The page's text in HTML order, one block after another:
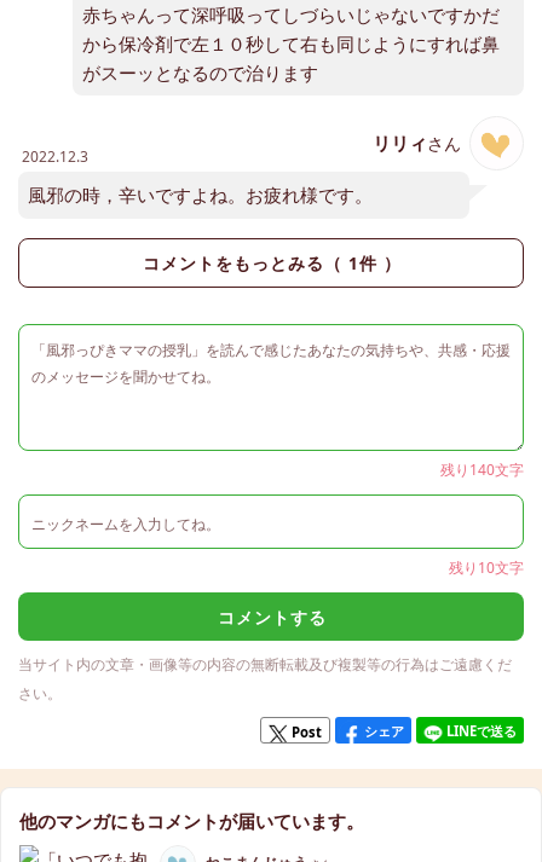
赤ちゃんって深呼吸ってしづらいじゃないですかだ
から保冷剤で左１０秒して右も同じようにすれば鼻
がスーッとなるので治ります
リリィさん
2022.12.3
風邪の時，辛いですよね。お疲れ様です。
コメントをもっとみる（ 1件 ）
残り140文字
残り10文字
コメントする
当サイト内の文章・画像等の内容の無断転載及び複製等の行為はご遠慮くだ
さい。
Post シェア LINEで送る
他のマンガにもコメントが届いています。